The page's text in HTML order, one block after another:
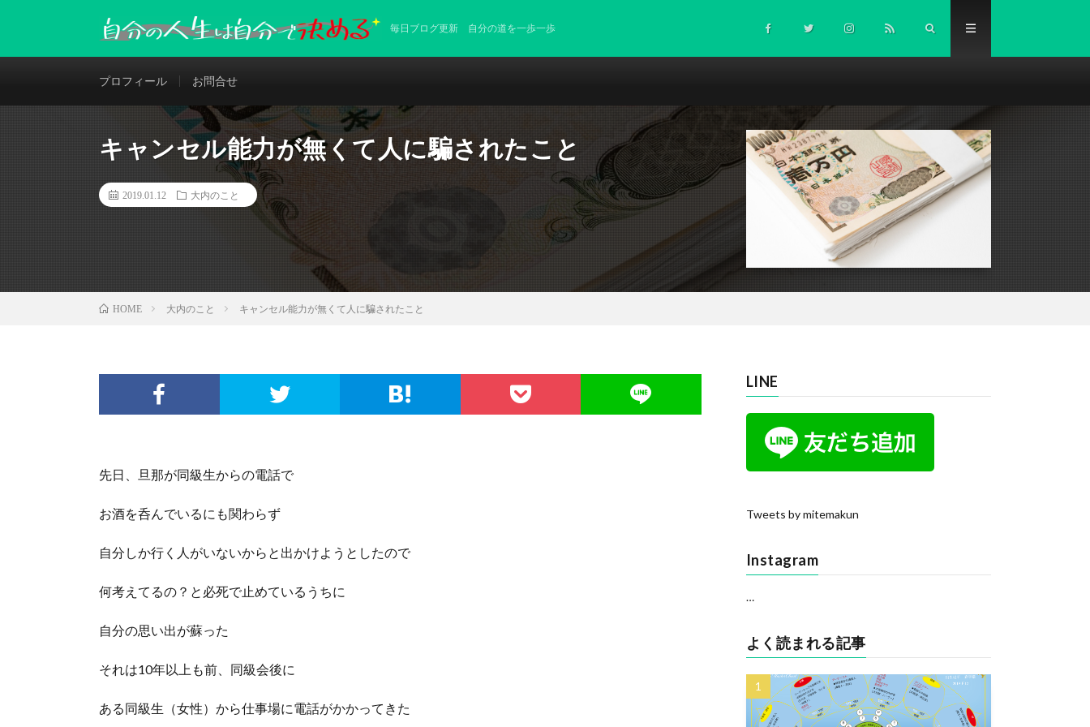
毎日ブログ更新 自分の道を一歩一歩
プロフィール お問合せ
キャンセル能力が無くて人に騙されたこと
2019.01.12 大内のこと
HOME 大内のこと キャンセル能力が無くて人に騙されたこと
先日、旦那が同級生からの電話で
お酒を呑んでいるにも関わらず
自分しか行く人がいないからと出かけようとしたので
何考えてるの？と必死で止めているうちに
自分の思い出が蘇った
それは10年以上も前、同級会後に
ある同級生（女性）から仕事場に電話がかかってきた
LINE
Tweets by mitemakun
Instagram
…
よく読まれる記事